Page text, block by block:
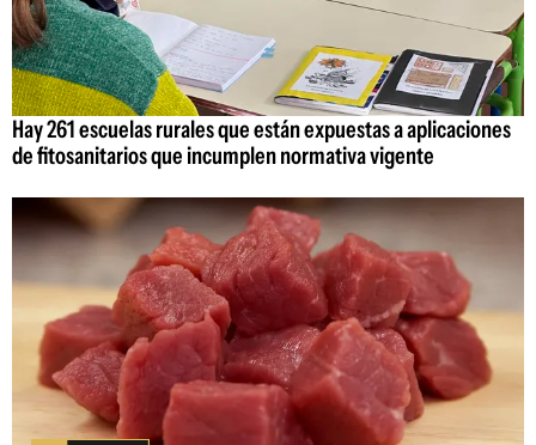
Hay 261 escuelas rurales que están expuestas a aplicaciones
de fitosanitarios que incumplen normativa vigente